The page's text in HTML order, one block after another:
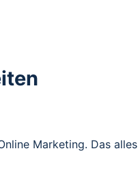
Marketing. Das